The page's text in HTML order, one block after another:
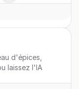
d'épices,
laissez l'IA